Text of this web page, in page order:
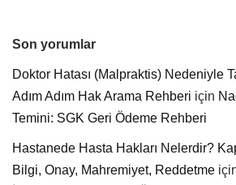
Son yorumlar
Doktor Hatası (Malpraktis) Nedeniyle
Adım Adım Hak Arama Rehberi için
Temini: SGK Geri Ödeme Rehberi
Hastanede Hasta Hakları Nelerdir?
Bilgi, Onay, Mahremiyet, Reddetme